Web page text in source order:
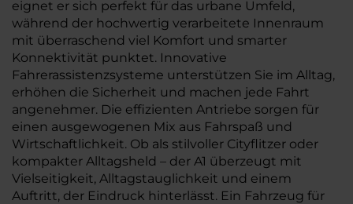
eignet er sich perfekt für das urbane Umfeld,
während der hochwertig verarbeitete Innenraum
mit überraschend viel Komfort und smarter
Konnektivität punktet. Innovative
Fahrerassistenzsysteme unterstützen Sie im Alltag,
erhöhen die Sicherheit und machen jede Fahrt
angenehmer. Die effizienten Antriebe sorgen für
einen ausgewogenen Mix aus Fahrspaß und
Wirtschaftlichkeit. Ob als stilvoller Cityflitzer oder
kompakter Alltagsheld – der A1 überzeugt mit
Vielseitigkeit, Alltagstauglichkeit und einem
Auftritt, der Eindruck hinterlässt. Ein Fahrzeug für